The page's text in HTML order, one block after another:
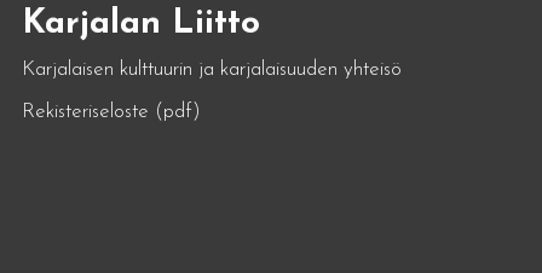
Karjalan Liitto
Karjalaisen kulttuurin ja karjalaisuuden yhteisö
Rekisteriseloste (pdf)